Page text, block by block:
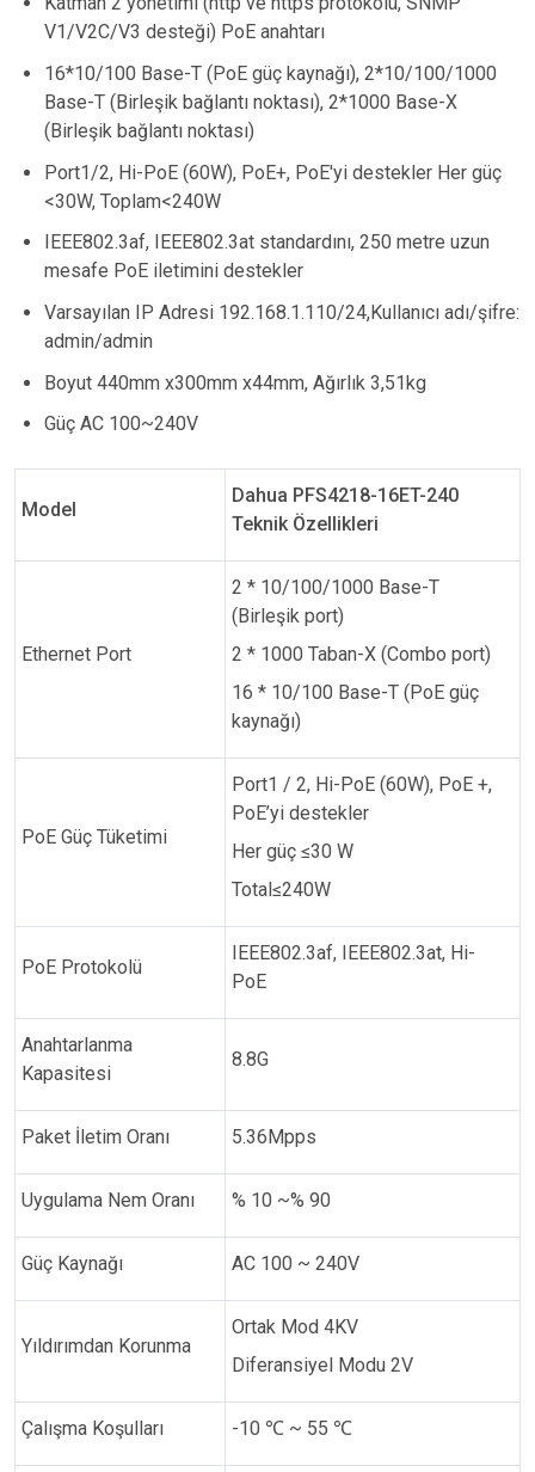
V1/V2C/V3 desteği) PoE anahtarı
16*10/100 Base-T (PoE güç kaynağı), 2*10/100/1000
Base-T (Birleşik bağlantı noktası), 2*1000 Base-X
(Birleşik bağlantı noktası)
Port1/2, Hi-PoE (60W), PoE+, PoE'yi destekler Her güç
<30W, Toplam<240W
IEEE802.3af, IEEE802.3at standardını, 250 metre uzun
mesafe PoE iletimini destekler
Varsayılan IP Adresi 192.168.1.110/24,Kullanıcı adı/şifre:
admin/admin
Boyut 440mm x300mm x44mm, Ağırlık 3,51kg
Güç AC 100~240V
Model
Dahua PFS4218-16ET-240
Teknik Özellikleri
Ethernet Port
2 * 10/100/1000 Base-T
(Birleşik port)
2 * 1000 Taban-X (Combo port)
16 * 10/100 Base-T (PoE güç
kaynağı)
PoE Güç Tüketimi
Port1 / 2, Hi-PoE (60W), PoE +,
PoE’yi destekler
Her güç ≤30 W
Total≤240W
PoE Protokolü
IEEE802.3af, IEEE802.3at, Hi-
PoE
Anahtarlanma
Kapasitesi
8.8G
Paket İletim Oranı 5.36Mpps
Uygulama Nem Oranı % 10 ~% 90
Güç Kaynağı AC 100 ~ 240V
Yıldırımdan Korunma
Ortak Mod 4KV
Diferansiyel Modu 2V
Çalışma Koşulları -10 ℃ ~ 55 ℃